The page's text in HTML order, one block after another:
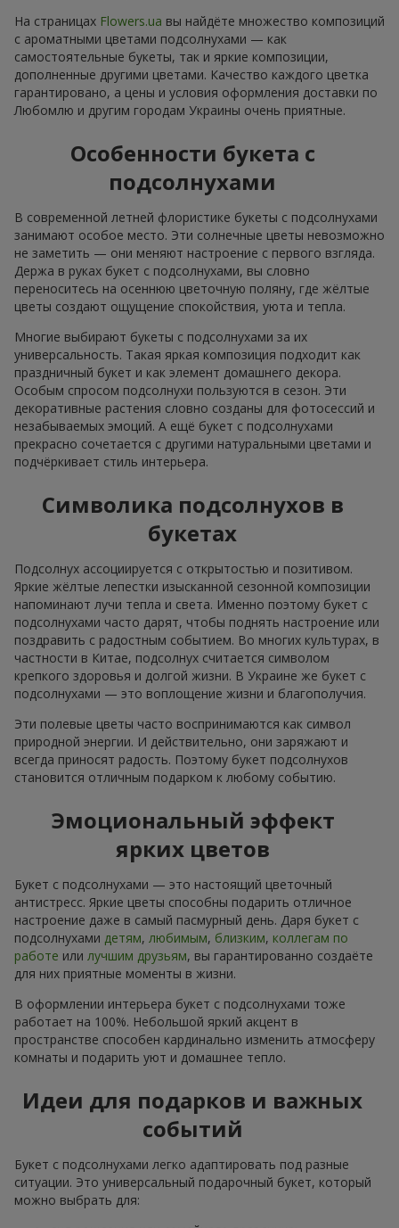
На страницах Flowers.ua вы найдёте множество композиций
с ароматными цветами подсолнухами — как
самостоятельные букеты, так и яркие композиции,
дополненные другими цветами. Качество каждого цветка
гарантировано, а цены и условия оформления доставки по
Любомлю и другим городам Украины очень приятные.
Особенности букета с
подсолнухами
В современной летней флористике букеты с подсолнухами
занимают особое место. Эти солнечные цветы невозможно
не заметить — они меняют настроение с первого взгляда.
Держа в руках букет с подсолнухами, вы словно
переноситесь на осеннюю цветочную поляну, где жёлтые
цветы создают ощущение спокойствия, уюта и тепла.
Многие выбирают букеты с подсолнухами за их
универсальность. Такая яркая композиция подходит как
праздничный букет и как элемент домашнего декора.
Особым спросом подсолнухи пользуются в сезон. Эти
декоративные растения словно созданы для фотосессий и
незабываемых эмоций. А ещё букет с подсолнухами
прекрасно сочетается с другими натуральными цветами и
подчёркивает стиль интерьера.
Символика подсолнухов в
букетах
Подсолнух ассоциируется с открытостью и позитивом.
Яркие жёлтые лепестки изысканной сезонной композиции
напоминают лучи тепла и света. Именно поэтому букет с
подсолнухами часто дарят, чтобы поднять настроение или
поздравить с радостным событием. Во многих культурах, в
частности в Китае, подсолнух считается символом
крепкого здоровья и долгой жизни. В Украине же букет с
подсолнухами — это воплощение жизни и благополучия.
Эти полевые цветы часто воспринимаются как символ
природной энергии. И действительно, они заряжают и
всегда приносят радость. Поэтому букет подсолнухов
становится отличным подарком к любому событию.
Эмоциональный эффект
ярких цветов
Букет с подсолнухами — это настоящий цветочный
антистресс. Яркие цветы способны подарить отличное
настроение даже в самый пасмурный день. Даря букет с
подсолнухами детям, любимым, близким, коллегам по
работе или лучшим друзьям, вы гарантированно создаёте
для них приятные моменты в жизни.
В оформлении интерьера букет с подсолнухами тоже
работает на 100%. Небольшой яркий акцент в
пространстве способен кардинально изменить атмосферу
комнаты и подарить уют и домашнее тепло.
Идеи для подарков и важных
событий
Букет с подсолнухами легко адаптировать под разные
ситуации. Это универсальный подарочный букет, который
можно выбрать для: